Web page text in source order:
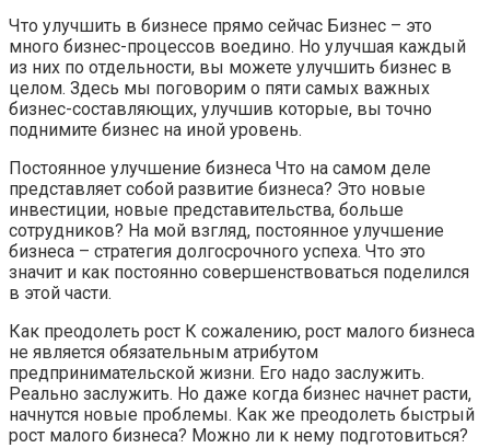
Что улучшить в бизнесе прямо сейчас Бизнес – это
много бизнес-процессов воедино. Но улучшая каждый
из них по отдельности, вы можете улучшить бизнес в
целом. Здесь мы поговорим о пяти самых важных
бизнес-составляющих, улучшив которые, вы точно
поднимите бизнес на иной уровень.
Постоянное улучшение бизнеса Что на самом деле
представляет собой развитие бизнеса? Это новые
инвестиции, новые представительства, больше
сотрудников? На мой взгляд, постоянное улучшение
бизнеса – стратегия долгосрочного успеха. Что это
значит и как постоянно совершенствоваться поделился
в этой части.
Как преодолеть рост К сожалению, рост малого бизнеса
не является обязательным атрибутом
предпринимательской жизни. Его надо заслужить.
Реально заслужить. Но даже когда бизнес начнет расти,
начнутся новые проблемы. Как же преодолеть быстрый
рост малого бизнеса? Можно ли к нему подготовиться?